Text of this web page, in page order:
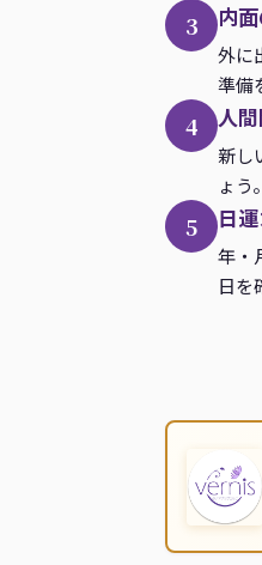
3 内
外に
準備
4 人
新し
ょう。
5 日
年・
日を